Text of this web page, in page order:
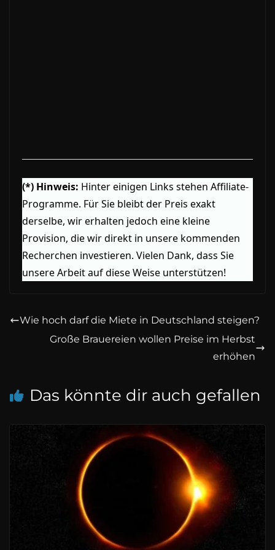
(*) Hinweis: Hinter einigen Links stehen Affiliate-
Programme. Für Sie bleibt der Preis exakt
derselbe, wir erhalten jedoch eine kleine
Provision, die wir direkt in unsere kommenden
Recherchen investieren. Vielen Dank, dass Sie
unsere Arbeit auf diese Weise unterstützen!
Wie hoch darf die Miete in Deutschland steigen?
Große Brauereien wollen Preise im Herbst
erhöhen
Das könnte dir auch gefallen